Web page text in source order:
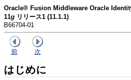
Oracle® Fusion Middleware Oracle
11g リリース1 (11.1.1)
B66704-01
前 次
はじめに